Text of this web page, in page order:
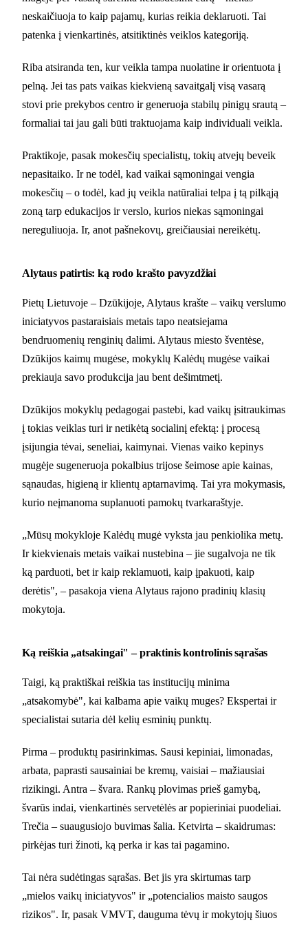
neskaičiuoja to kaip pajamų, kurias reikia deklaruoti. Tai
patenka į vienkartinės, atsitiktinės veiklos kategoriją.
Riba atsiranda ten, kur veikla tampa nuolatine ir orientuota į
pelną. Jei tas pats vaikas kiekvieną savaitgalį visą vasarą
stovi prie prekybos centro ir generuoja stabilų pinigų srautą –
formaliai tai jau gali būti traktuojama kaip individuali veikla.
Praktikoje, pasak mokesčių specialistų, tokių atvejų beveik
nepasitaiko. Ir ne todėl, kad vaikai sąmoningai vengia
mokesčių – o todėl, kad jų veikla natūraliai telpa į tą pilkąją
zoną tarp edukacijos ir verslo, kurios niekas sąmoningai
nereguliuoja. Ir, anot pašnekovų, greičiausiai nereikėtų.
Alytaus patirtis: ką rodo krašto pavyzdžiai
Pietų Lietuvoje – Dzūkijoje, Alytaus krašte – vaikų verslumo
iniciatyvos pastaraisiais metais tapo neatsiejama
bendruomenių renginių dalimi. Alytaus miesto šventėse,
Dzūkijos kaimų mugėse, mokyklų Kalėdų mugėse vaikai
prekiauja savo produkcija jau bent dešimtmetį.
Dzūkijos mokyklų pedagogai pastebi, kad vaikų įsitraukimas
į tokias veiklas turi ir netikėtą socialinį efektą: į procesą
įsijungia tėvai, seneliai, kaimynai. Vienas vaiko kepinys
mugėje sugeneruoja pokalbius trijose šeimose apie kainas,
sąnaudas, higieną ir klientų aptarnavimą. Tai yra mokymasis,
kurio neįmanoma suplanuoti pamokų tvarkaraštyje.
„Mūsų mokykloje Kalėdų mugė vyksta jau penkiolika metų.
Ir kiekvienais metais vaikai nustebina – jie sugalvoja ne tik
ką parduoti, bet ir kaip reklamuoti, kaip įpakuoti, kaip
derėtis", – pasakoja viena Alytaus rajono pradinių klasių
mokytoja.
Ką reiškia „atsakingai" – praktinis kontrolinis sąrašas
Taigi, ką praktiškai reiškia tas institucijų minima
„atsakomybė", kai kalbama apie vaikų muges? Ekspertai ir
specialistai sutaria dėl kelių esminių punktų.
Pirma – produktų pasirinkimas. Sausi kepiniai, limonadas,
arbata, paprasti sausainiai be kremų, vaisiai – mažiausiai
rizikingi. Antra – švara. Rankų plovimas prieš gamybą,
švarūs indai, vienkartinės servetėlės ar popieriniai puodeliai.
Trečia – suaugusiojo buvimas šalia. Ketvirta – skaidrumas:
pirkėjas turi žinoti, ką perka ir kas tai pagamino.
Tai nėra sudėtingas sąrašas. Bet jis yra skirtumas tarp
„mielos vaikų iniciatyvos" ir „potencialios maisto saugos
rizikos". Ir, pasak VMVT, dauguma tėvų ir mokytojų šiuos